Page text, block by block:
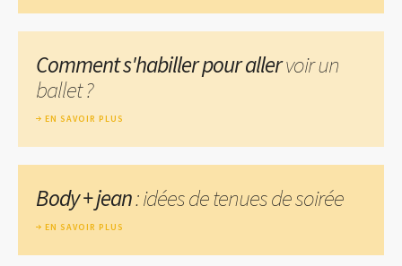
Comment s'habiller pour allervoir un
ballet ?
EN SAVOIR PLUS
Body + jean: idées de tenues de soirée
EN SAVOIR PLUS